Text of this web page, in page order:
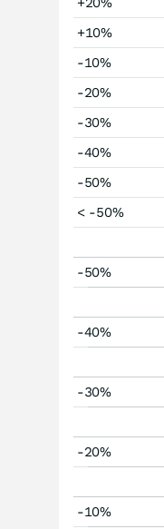
+10%
-10%
-20%
-30%
-40%
-50%
< -50%
-50%
-40%
-30%
-20%
-10%